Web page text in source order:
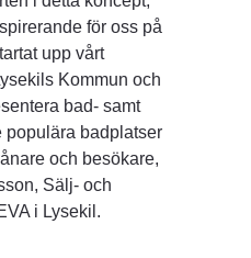
för oss på
upp vårt
Kommun och
bad- samt
populära badplatser
och besökare,
Sälj- och
i Lysekil.